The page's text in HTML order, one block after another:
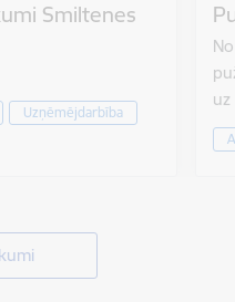
Smiltenes
Uzņēmējdarbība